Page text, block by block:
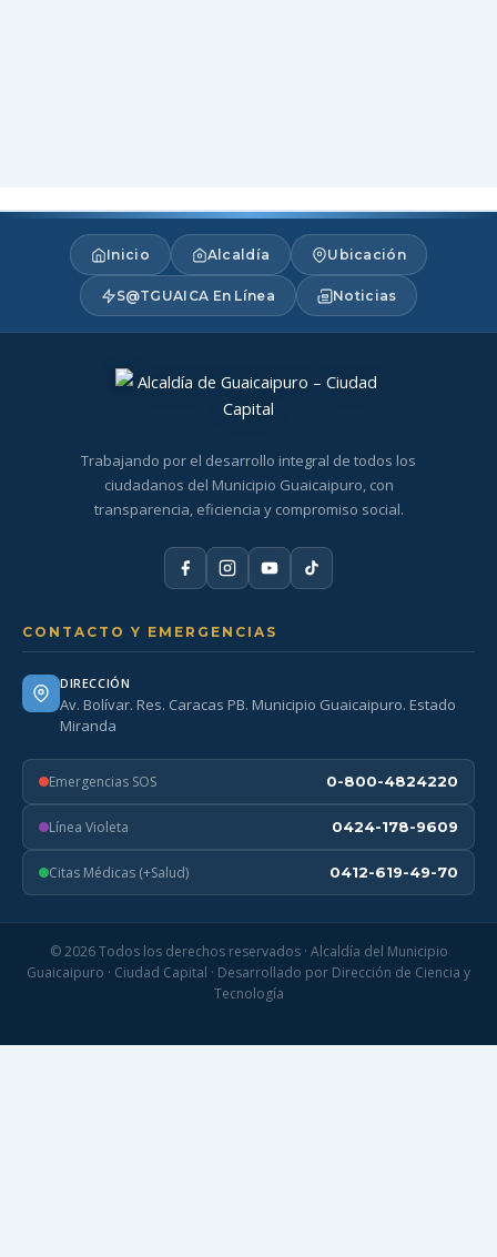
Inicio Alcaldía Ubicación
S@TGUAICA En Línea Noticias
Trabajando por el desarrollo integral de todos los
ciudadanos del Municipio Guaicaipuro, con
transparencia, eficiencia y compromiso social.
CONTACTO Y EMERGENCIAS
DIRECCIÓN
Av. Bolívar. Res. Caracas PB. Municipio Guaicaipuro. Estado
Miranda
Emergencias SOS 0-800-4824220
Línea Violeta 0424-178-9609
Citas Médicas (+Salud) 0412-619-49-70
© 2026 Todos los derechos reservados · Alcaldía del Municipio
Guaicaipuro · Ciudad Capital · Desarrollado por Dirección de Ciencia y
Tecnología